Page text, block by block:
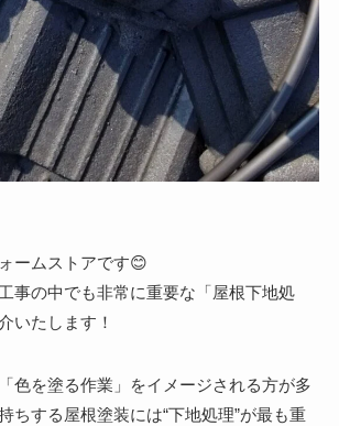
ームストアです😊
事の中でも非常に重要な「屋根下地処
いたします！
色を塗る作業」をイメージされる方が多
ちする屋根塗装には“下地処理”が最も重